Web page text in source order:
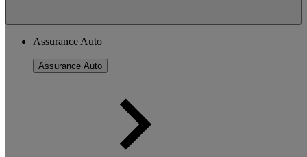
Assurance Auto
Assurance Auto